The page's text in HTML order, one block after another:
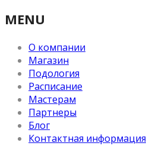
MENU
О компании
Магазин
Подология
Расписание
Мастерам
Партнеры
Блог
Контактная информация